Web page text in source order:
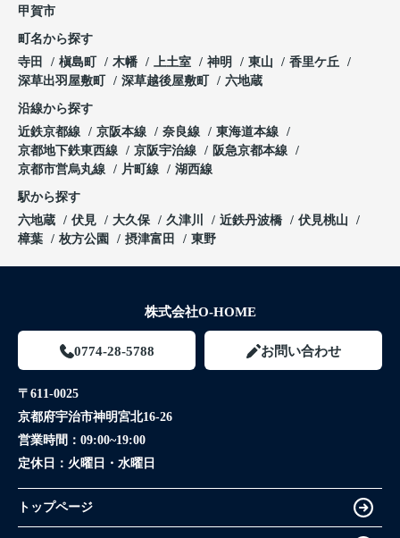
甲賀市
町名から探す
寺田
槇島町 木幡 上土室 神明 東山
香里ケ丘
深草出羽屋敷町
深草越後屋敷町 六地蔵
沿線から探す
近鉄京都線
京阪本線 奈良線
東海道本線
京都地下鉄東西線
京阪宇治線
阪急京都本線
京都市営烏丸線
片町線 湖西線
駅から探す
六地蔵
伏見 大久保 久津川 近鉄丹波橋
伏見桃山
樟葉
枚方公園 摂津富田 東野
株式会社O-HOME
0774-28-5788 お問い合わせ
〒611-0025
京都府宇治市神明宮北16-26
営業時間： 09:00~19:00
定休日： 火曜日・水曜日
トップページ